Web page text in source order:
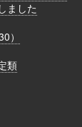
ました
）
類